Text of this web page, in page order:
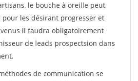
le bouche à oreille peut
les désirant progresser et
il faudra obligatoirement
de leads prospectsion dans
de communication se